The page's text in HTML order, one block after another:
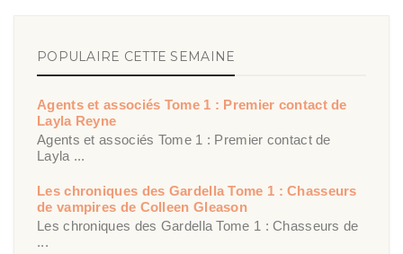
POPULAIRE CETTE SEMAINE
Agents et associés Tome 1 : Premier contact de
Layla Reyne
Agents et associés Tome 1 : Premier contact de
Layla ...
Les chroniques des Gardella Tome 1 : Chasseurs
de vampires de Colleen Gleason
Les chroniques des Gardella Tome 1 : Chasseurs de
...